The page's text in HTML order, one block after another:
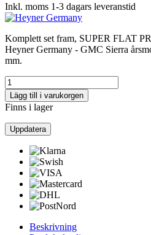
Inkl. moms 1-3 dagars leveranstid
Komplett set fram, SUPER FLAT
Heyner Germany - GMC Sierra
mm.
Lägg till i varukorgen
Finns i lager
Beskrivning